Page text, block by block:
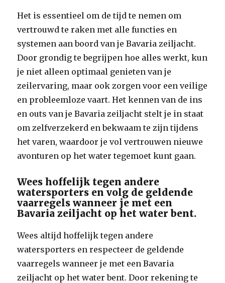
Het is essentieel om de tijd te nemen om
vertrouwd te raken met alle functies en
systemen aan boord van je Bavaria zeiljacht.
Door grondig te begrijpen hoe alles werkt, kun
je niet alleen optimaal genieten van je
zeilervaring, maar ook zorgen voor een veilige
en probleemloze vaart. Het kennen van de ins
en outs van je Bavaria zeiljacht stelt je in staat
om zelfverzekerd en bekwaam te zijn tijdens
het varen, waardoor je vol vertrouwen nieuwe
avonturen op het water tegemoet kunt gaan.
Wees hoffelijk tegen andere
watersporters en volg de geldende
vaarregels wanneer je met een
Bavaria zeiljacht op het water bent.
Wees altijd hoffelijk tegen andere
watersporters en respecteer de geldende
vaarregels wanneer je met een Bavaria
zeiljacht op het water bent. Door rekening te